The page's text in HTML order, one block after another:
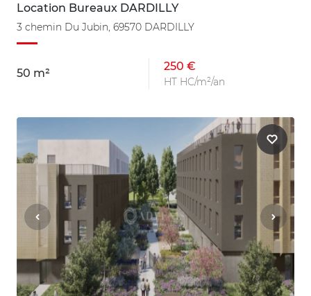
Location Bureaux DARDILLY
3 chemin Du Jubin, 69570 DARDILLY
50 m²
250 €
HT HC/m²/an